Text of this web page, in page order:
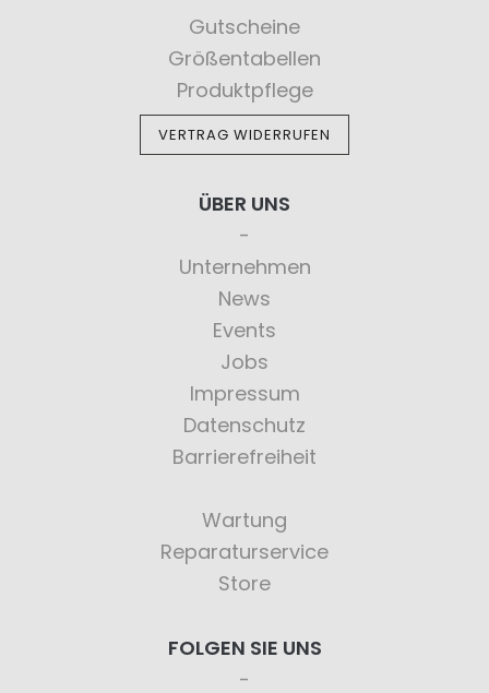
Gutscheine
Größentabellen
Produktpflege
VERTRAG WIDERRUFEN
ÜBER UNS
Unternehmen
News
Events
Jobs
Impressum
Datenschutz
Barrierefreiheit
Wartung
Reparaturservice
Store
FOLGEN SIE UNS